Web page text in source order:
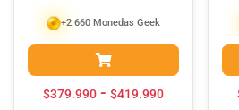
$379.990 - $419.990
+2.660 Monedas Geek